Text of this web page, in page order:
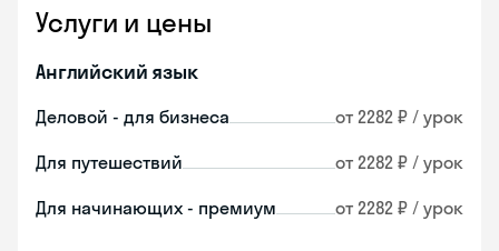
Услуги и цены
Английский язык
Деловой - для бизнеса от 2282 ₽ / урок
Для путешествий от 2282 ₽ / урок
Для начинающих - премиум от 2282 ₽ / урок